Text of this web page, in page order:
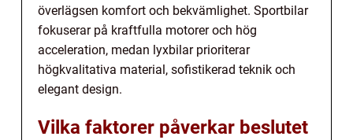
överlägsen komfort och bekvämlighet. Sportbilar
fokuserar på kraftfulla motorer och hög
acceleration, medan lyxbilar prioriterar
högkvalitativa material, sofistikerad teknik och
elegant design.
Vilka faktorer påverkar beslutet